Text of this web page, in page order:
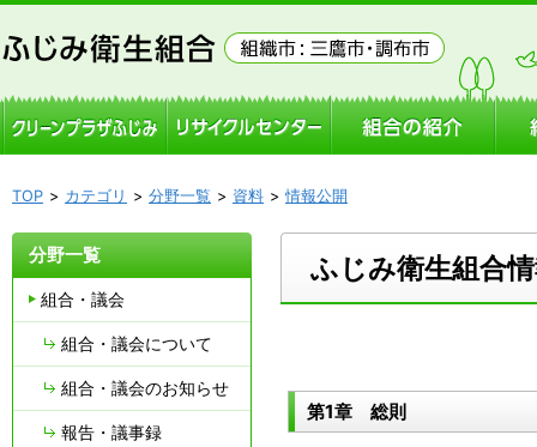
TOP カテゴリ 分野一覧 資料 情報公開
ふじみ衛生組合
第1章 総則
分野一覧
組合・議会
組合・議会について
組合・議会のお知らせ
報告・議事録